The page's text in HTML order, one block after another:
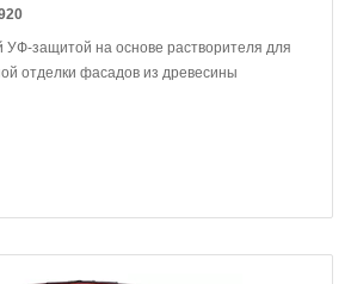
защитой на основе растворителя для
отделки фасадов из древесины